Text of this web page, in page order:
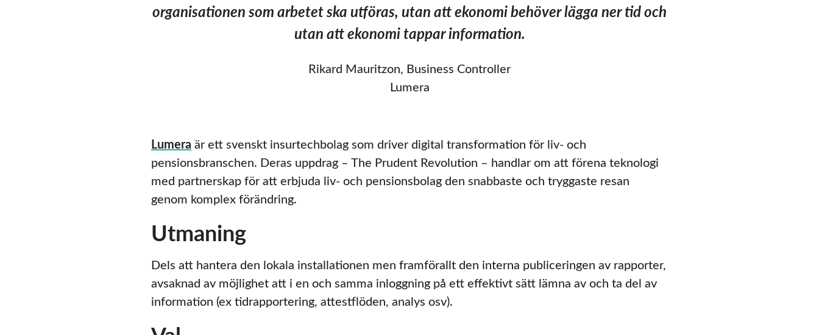
organisationen som arbetet ska utföras, utan att ekonomi behöver lägga ner tid och
utan att ekonomi tappar information.
Rikard Mauritzon, Business Controller
Lumera
Lumera är ett svenskt insurtechbolag som driver digital transformation för liv- och
pensionsbranschen. Deras uppdrag – The Prudent Revolution – handlar om att förena teknologi
med partnerskap för att erbjuda liv- och pensionsbolag den snabbaste och tryggaste resan
genom komplex förändring.
Utmaning
Dels att hantera den lokala installationen men framförallt den interna publiceringen av rapporter,
avsaknad av möjlighet att i en och samma inloggning på ett effektivt sätt lämna av och ta del av
information (ex tidrapportering, attestflöden, analys osv).